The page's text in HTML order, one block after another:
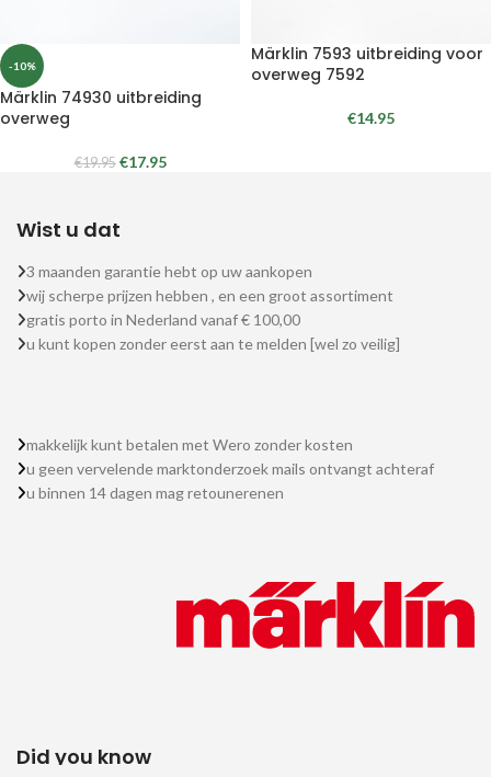
-10%
Märklin 74930 uitbreiding
overweg
€19.95 €17.95
Märklin 7593 uitbreiding voor
overweg 7592
€14.95
Wist u dat
3 maanden garantie hebt op uw aankopen
wij scherpe prijzen hebben , en een groot assortiment
gratis porto in Nederland vanaf € 100,00
u kunt kopen zonder eerst aan te melden [wel zo veilig]
makkelijk kunt betalen met Wero zonder kosten
u geen vervelende marktonderzoek mails ontvangt achteraf
u binnen 14 dagen mag retounerenen
Did you know